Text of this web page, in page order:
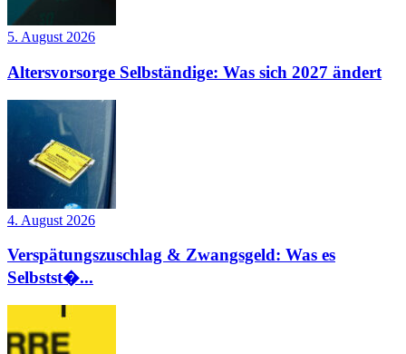
5. August 2026
Altersvorsorge Selbständige: Was sich 2027 ändert
4. August 2026
Verspätungszuschlag & Zwangsgeld: Was es
Selbstst�...